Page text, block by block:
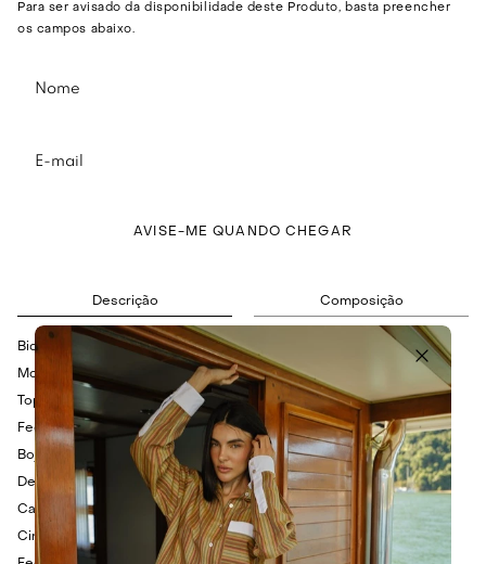
Para ser avisado da disponibilidade deste Produto, basta preencher
os campos abaixo.
AVISE-ME QUANDO CHEGAR
Descrição Composição
Biquíni em poliamida com toque macio.
Modelagem slim.
Top frente única.
Fechamento por amarração.
Bojo removível.
Detalhe de aviamento central em formato de concha.
Calcinha tradicional.
Cintura baixa.